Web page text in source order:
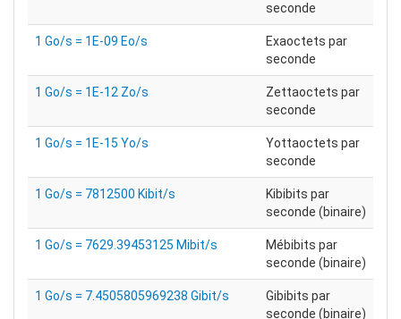
seconde
1 Go/s = 1E-09 Eo/s
Exaoctets par
seconde
1 Go/s = 1E-12 Zo/s
Zettaoctets par
seconde
1 Go/s = 1E-15 Yo/s
Yottaoctets par
seconde
1 Go/s = 7812500 Kibit/s
Kibibits par
seconde (binaire)
1 Go/s = 7629.39453125 Mibit/s
Mébibits par
seconde (binaire)
1 Go/s = 7.4505805969238 Gibit/s
Gibibits par
seconde (binaire)